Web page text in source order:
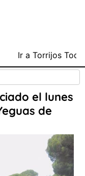
Ir a Torrijos
el lunes
de